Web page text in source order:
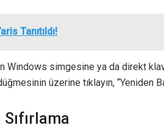
Tanıtıldı!
Windows simgesine ya da direkt
üzerine tıklayın, “Yeniden